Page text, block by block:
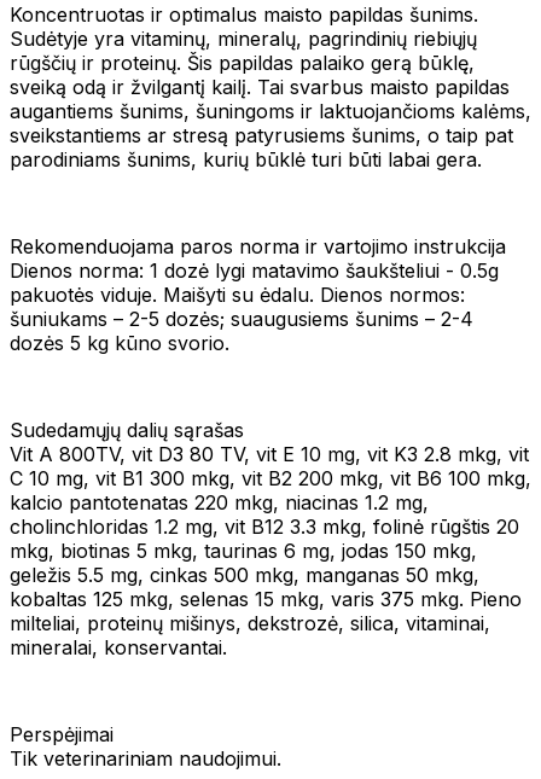
Koncentruotas ir optimalus maisto papildas šunims.
Sudėtyje yra vitaminų, mineralų, pagrindinių riebiųjų
rūgščių ir proteinų. Šis papildas palaiko gerą būklę,
sveiką odą ir žvilgantį kailį. Tai svarbus maisto papildas
augantiems šunims, šuningoms ir laktuojančioms kalėms,
sveikstantiems ar stresą patyrusiems šunims, o taip pat
parodiniams šunims, kurių būklė turi būti labai gera.
Rekomenduojama paros norma ir vartojimo instrukcija
Dienos norma: 1 dozė lygi matavimo šaukšteliui - 0.5g
pakuotės viduje. Maišyti su ėdalu. Dienos normos:
šuniukams – 2-5 dozės; suaugusiems šunims – 2-4
dozės 5 kg kūno svorio.
Sudedamųjų dalių sąrašas
Vit A 800TV, vit D3 80 TV, vit E 10 mg, vit K3 2.8 mkg, vit
C 10 mg, vit B1 300 mkg, vit B2 200 mkg, vit B6 100 mkg,
kalcio pantotenatas 220 mkg, niacinas 1.2 mg,
cholinchloridas 1.2 mg, vit B12 3.3 mkg, folinė rūgštis 20
mkg, biotinas 5 mkg, taurinas 6 mg, jodas 150 mkg,
geležis 5.5 mg, cinkas 500 mkg, manganas 50 mkg,
kobaltas 125 mkg, selenas 15 mkg, varis 375 mkg. Pieno
milteliai, proteinų mišinys, dekstrozė, silica, vitaminai,
mineralai, konservantai.
Perspėjimai
Tik veterinariniam naudojimui.